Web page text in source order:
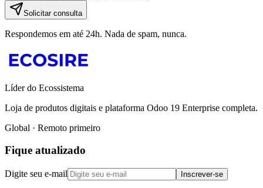
Solicitar consulta
Respondemos em até 24h. Nada de spam, nunca.
Líder do Ecossistema
Loja de produtos digitais e plataforma Odoo 19 Enterprise completa.
Global · Remoto primeiro
Fique atualizado
Digite seu e-mail Inscrever-se